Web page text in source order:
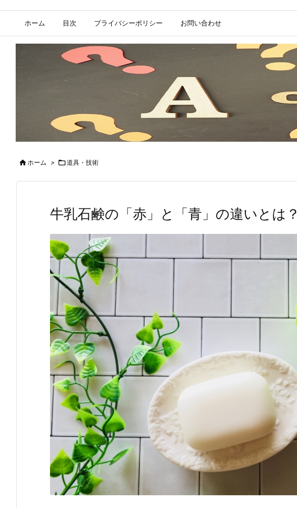
ホーム 目次 プライバシーポリシー お問い合わせ
ホーム > 道具・技術
牛乳石鹸の「赤」と「青」の違いとは？